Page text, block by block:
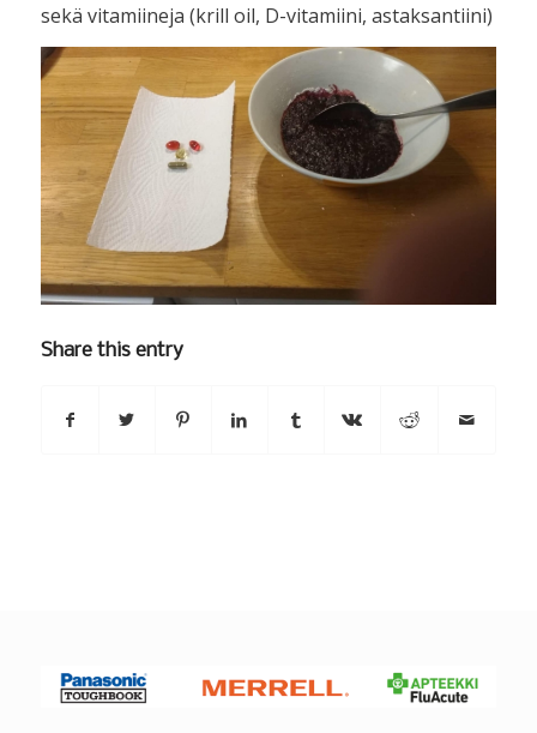
sekä vitamiineja (krill oil, D-vitamiini, astaksantiini)
Share this entry